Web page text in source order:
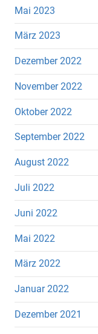
Mai 2023
März 2023
Dezember 2022
November 2022
Oktober 2022
September 2022
August 2022
Juli 2022
Juni 2022
Mai 2022
März 2022
Januar 2022
Dezember 2021